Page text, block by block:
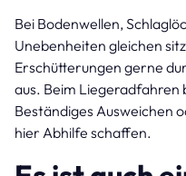
Bei Bodenwellen,
Unebenheiten gleichen
Erschütterungen gerne
aus. Beim Liegeradfahren
Beständiges Ausweichen
hier Abhilfe schaffen.